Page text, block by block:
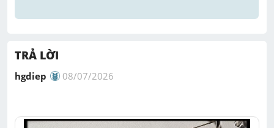
TRẢ LỜI
hgdiep 08/07/2026